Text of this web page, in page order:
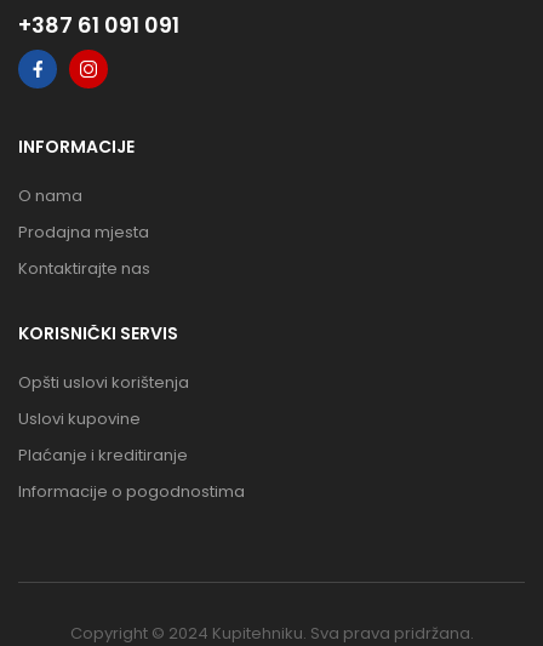
+387 61 091 091
INFORMACIJE
O nama
Prodajna mjesta
Kontaktirajte nas
KORISNIČKI SERVIS
Opšti uslovi korištenja
Uslovi kupovine
Plaćanje i kreditiranje
Informacije o pogodnostima
Copyright © 2024 Kupitehniku. Sva prava pridržana.